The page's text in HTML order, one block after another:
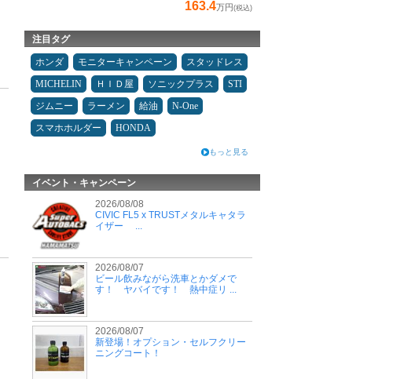
163.4万円(税込)
注目タグ
ホンダ モニターキャンペーン
スタッドレス
MICHELIN
ＨＩＤ屋 ソニックプラス
STI
ジムニー
ラーメン 給油
N-One
スマホホルダー
HONDA
もっと見る
イベント・キャンペーン
2026/08/08
CIVIC FL5 x TRUSTメタルキャタラ
イザー ...
2026/08/07
ビール飲みながら洗車とかダメで
す！ ヤバイです！ 熱中症リ ...
2026/08/07
新登場！オプション・セルフクリー
ニングコート！